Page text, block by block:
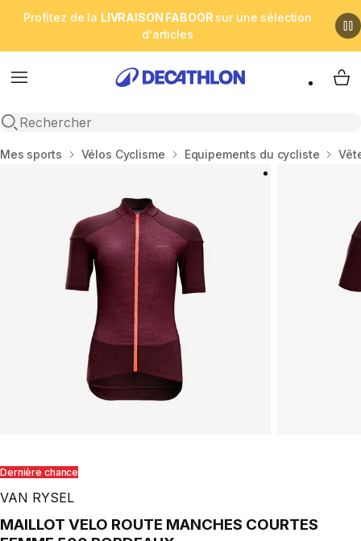
Profitez de la LIVRAISON FABOOR sur une sélection
d'articles
Menu
Open search
My
Accueil
Mes sports Vélos Cyclisme Equipements du cycliste
Dernière chance
VAN RYSEL
MAILLOT VELO ROUTE MANCHES COURTES